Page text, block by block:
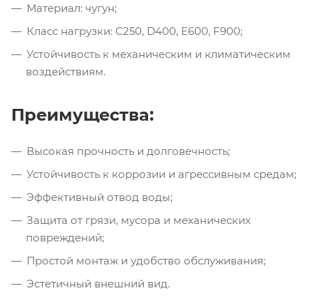
Материал: чугун;
Класс нагрузки: С250, D400, E600, F900;
Устойчивость к механическим и климатическим
воздействиям.
Преимущества:
Высокая прочность и долговечность;
Устойчивость к коррозии и агрессивным средам;
Эффективный отвод воды;
Защита от грязи, мусора и механических
повреждений;
Простой монтаж и удобство обслуживания;
Эстетичный внешний вид.